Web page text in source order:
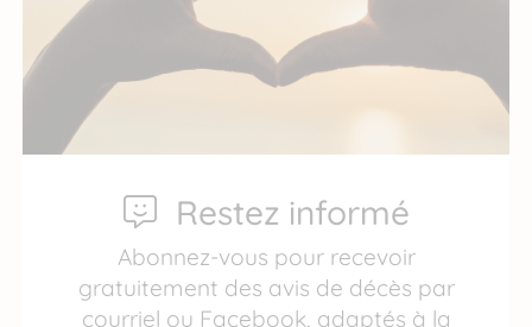
Restez informé
Abonnez-vous pour recevoir
gratuitement des avis de décès par
courriel ou Facebook, adaptés à la